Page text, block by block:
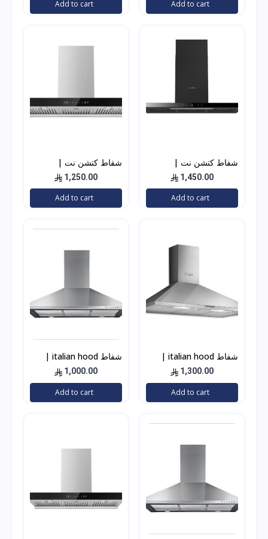
Add to cart
Add to cart
شفاط كتشن نت |
لون اسود 90 سم
1,450.00
Add to cart
شفاط كتشن نت |
استيل 90 سم
1,250.00
Add to cart
شفاط italian hood |
سم استيل 1000 واط
1,300.00
Add to cart
شفاط italian hood |
سم استيل 500 واط
1,000.00
Add to cart